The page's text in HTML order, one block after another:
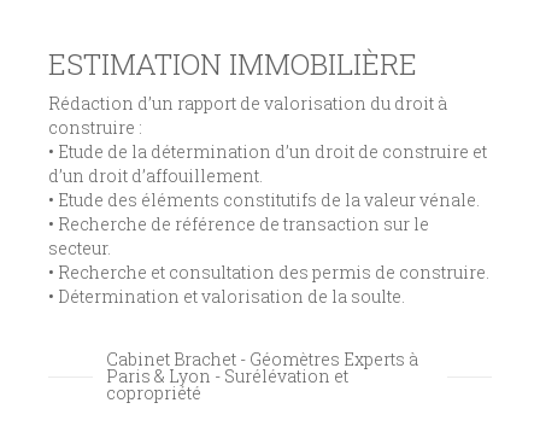
ESTIMATION IMMOBILIÈRE
Rédaction d’un rapport de valorisation du droit à
construire :
• Etude de la détermination d’un droit de construire et
d’un droit d’affouillement.
• Etude des éléments constitutifs de la valeur vénale.
• Recherche de référence de transaction sur le
secteur.
• Recherche et consultation des permis de construire.
• Détermination et valorisation de la soulte.
Cabinet Brachet - Géomètres Experts à
Paris & Lyon - Surélévation et
copropriété